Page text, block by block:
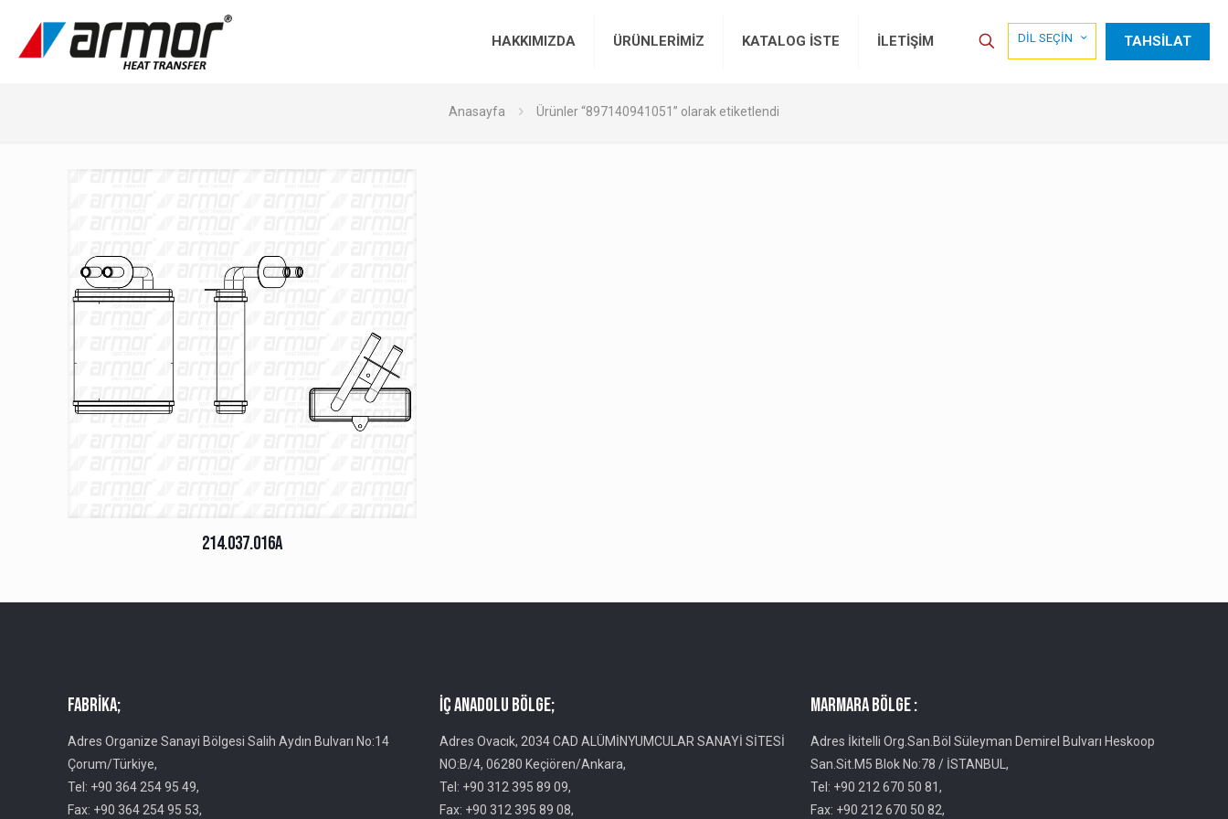
HAKKIMIZDA ÜRÜNLERİMİZ KATALOG İSTE İLETİŞİM DİL SEÇİN TAHSİLAT
Anasayfa Ürünler “897140941051” olarak etiketlendi
214.037.016A
Fabrika;
Adres Organize Sanayi Bölgesi Salih Aydın Bulvarı No:14
Çorum/Türkiye,
Tel: +90 364 254 95 49,
Fax: +90 364 254 95 53,
İç Anadolu Bölge;
Adres Ovacık, 2034 CAD ALÜMİNYUMCULAR SANAYİ SİTESİ
NO:B/4, 06280 Keçiören/Ankara,
Tel: +90 312 395 89 09,
Fax: +90 312 395 89 08,
MARMARA BÖLGE :
Adres İkitelli Org.San.Böl Süleyman Demirel Bulvarı Heskoop
San.Sit.M5 Blok No:78 / İSTANBUL,
Tel: +90 212 670 50 81,
Fax: +90 212 670 50 82,